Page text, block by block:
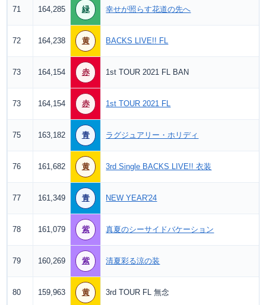
71 164,285 緑 幸せが照らす花道の先へ
72 164,238 黄 BACKS LIVE!! FL
73 164,154 赤 1st TOUR 2021 FL BAN
73 164,154 赤 1st TOUR 2021 FL
75 163,182 青 ラグジュアリー・ホリディ
76 161,682 黄 3rd Single BACKS LIVE!! 衣装
77 161,349 青 NEW YEAR'24
78 161,079 紫 真夏のシーサイドバケーション
79 160,269 紫 清夏彩る涼の装
80 159,963 黄 3rd TOUR FL 無念